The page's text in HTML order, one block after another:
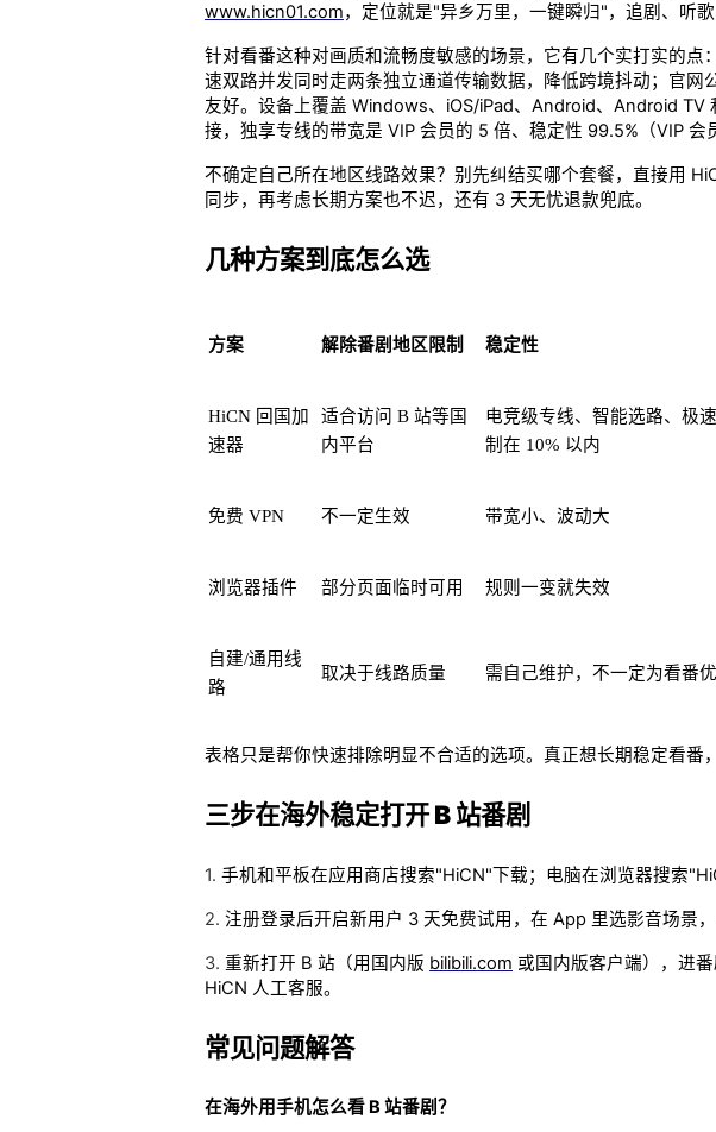
www.hicn01.com，定位就是"异乡万里，一键瞬归"，追剧、听
针对看番这种对画质和流畅度敏感的场景，它有几个实打实的
速双路并发同时走两条独立通道传输数据，降低跨境抖动；官
友好。设备上覆盖 Windows、iOS/iPad、Android、Android
接，独享专线的带宽是 VIP 会员的 5 倍、稳定性 99.5%（VIP 会
不确定自己所在地区线路效果？别先纠结买哪个套餐，直接用
同步，再考虑长期方案也不迟，还有 3 天无忧退款兜底。
几种方案到底怎么选
方案 解除番剧地区限制 稳定性
HiCN 回国加
速器
适合访问 B 站等国
内平台
电竞级专线、智能选路、极
制在 10% 以内
免费 VPN 不一定生效 带宽小、波动大
浏览器插件 部分页面临时可用 规则一变就失效
自建/通用线
路
取决于线路质量 需自己维护，不一定为看番
表格只是帮你快速排除明显不合适的选项。真正想长期稳定看番
三步在海外稳定打开 B 站番剧
1. 手机和平板在应用商店搜索"HiCN"下载；电脑在浏览器搜索
2. 注册登录后开启新用户 3 天免费试用，在 App 里选影音场景
3. 重新打开 B 站（用国内版 bilibili.com 或国内版客户端），进
HiCN 人工客服。
常见问题解答
在海外用手机怎么看 B 站番剧？